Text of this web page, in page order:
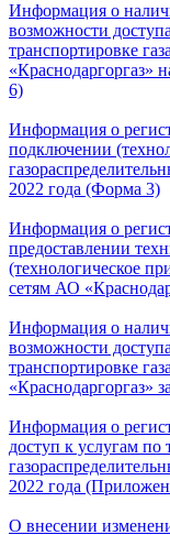
Информация о
возможности
транспортировке
«Краснодаргоргаз»
6)
Информация о
подключении
2022 года (Форма 3)
Информация о
предоставлении
(технологическое
сетям АО
Информация о
возможности
транспортировке
«Краснодаргоргаз»
Информация о
доступ к услугам по
2022 года
О внесении